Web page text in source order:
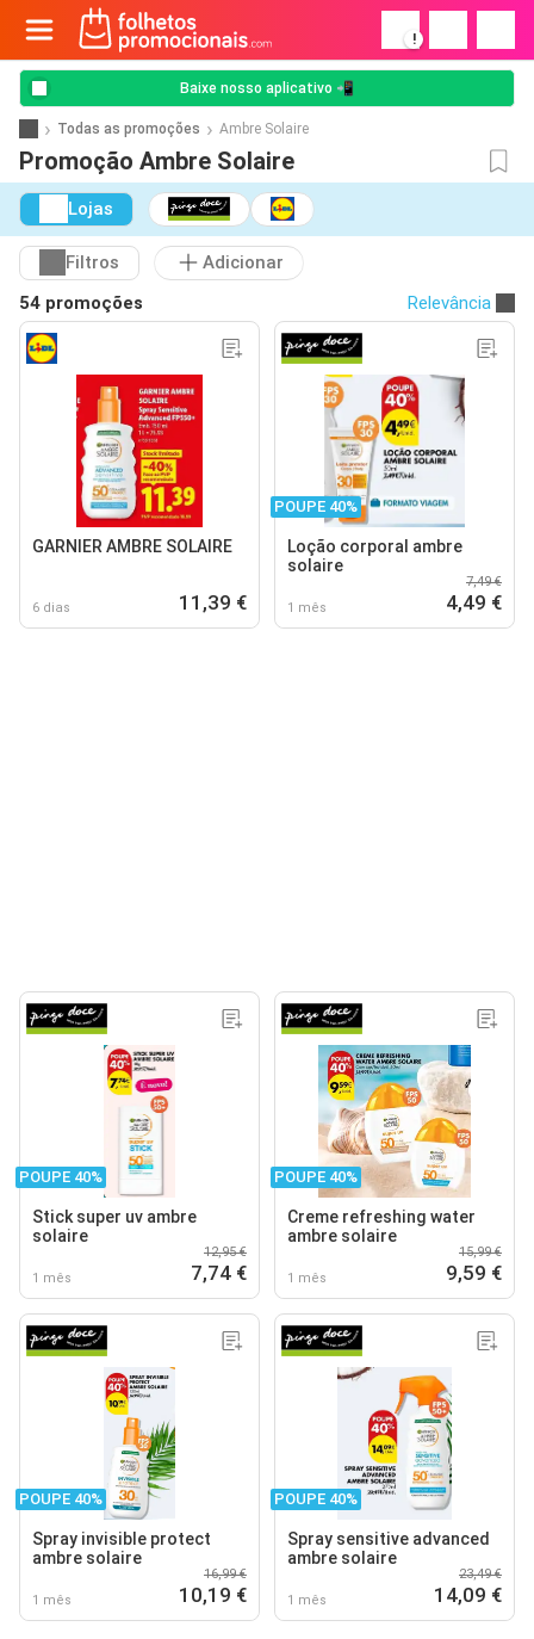
!
Baixe nosso aplicativo 📲
Todas as promoções Ambre Solaire
Promoção Ambre Solaire
Lojas
Filtros
Adicionar
54 promoções
Relevância
GARNIER AMBRE SOLAIRE
6 dias 11,39 €
POUPE 40%
Loção corporal ambre
solaire
1 mês
7,49 €
4,49 €
POUPE 40%
Stick super uv ambre
solaire
1 mês
12,95 €
7,74 €
POUPE 40%
Creme refreshing water
ambre solaire
1 mês
15,99 €
9,59 €
POUPE 40%
Spray invisible protect
ambre solaire
1 mês
16,99 €
10,19 €
POUPE 40%
Spray sensitive advanced
ambre solaire
1 mês
23,49 €
14,09 €